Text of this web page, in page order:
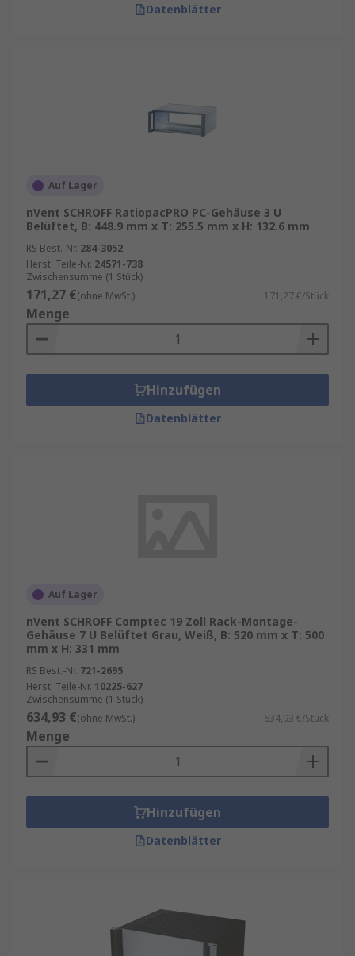
Datenblätter
Auf Lager
nVent SCHROFF RatiopacPRO PC-Gehäuse 3 U
Belüftet, B: 448.9 mm x T: 255.5 mm x H: 132.6 mm
RS Best.-Nr. 284-3052
Herst. Teile-Nr. 24571-738
Zwischensumme (1 Stück)
171,27 €(ohne MwSt.) 171,27 €/Stück
Menge
Hinzufügen
Datenblätter
Auf Lager
nVent SCHROFF Comptec 19 Zoll Rack-Montage-
Gehäuse 7 U Belüftet Grau, Weiß, B: 520 mm x T: 500
mm x H: 331 mm
RS Best.-Nr. 721-2695
Herst. Teile-Nr. 10225-627
Zwischensumme (1 Stück)
634,93 €(ohne MwSt.) 634,93 €/Stück
Menge
Hinzufügen
Datenblätter